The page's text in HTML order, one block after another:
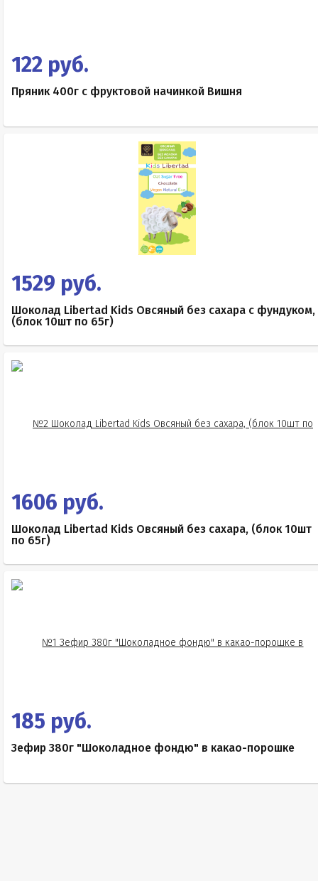
122 руб.
Пряник 400г с фруктовой начинкой Вишня
1529 руб.
Шоколад Libertad Kids Овсяный без сахара с фундуком,
(блок 10шт по 65г)
1606 руб.
Шоколад Libertad Kids Овсяный без сахара, (блок 10шт
по 65г)
185 руб.
Зефир 380г "Шоколадное фондю" в какао-порошке